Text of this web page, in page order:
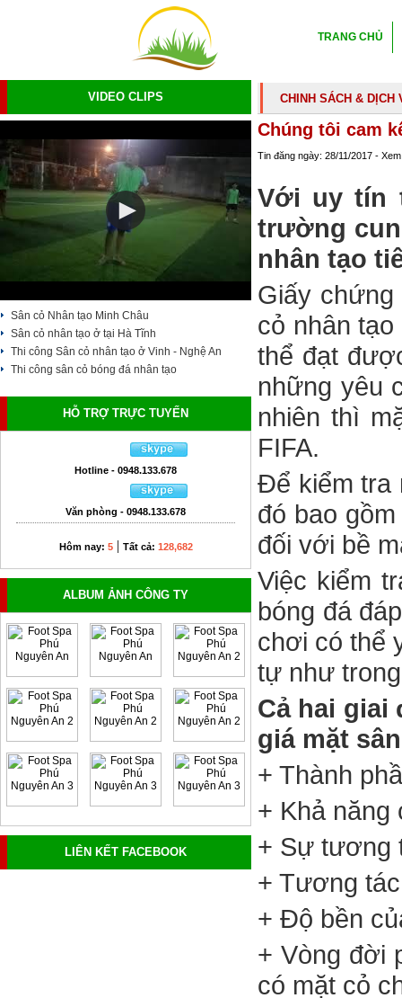
TRANG CHỦ
VIDEO CLIPS
Sân cỏ Nhân tạo Minh Châu
Sân cỏ nhân tạo ở tại Hà Tĩnh
Thi công Sân cỏ nhân tạo ở Vinh - Nghệ An
Thi công sân cỏ bóng đá nhân tạo
HỖ TRỢ TRỰC TUYẾN
Hotline - 0948.133.678
Văn phòng - 0948.133.678
Hôm nay: 5| Tất cả: 128,682
ALBUM ẢNH CÔNG TY
LIÊN KẾT FACEBOOK
CHINH SÁCH & DỊCH
Chúng tôi cam
Tin đăng ngày: 28/11/2017 -
Với uy tín
trường
nhân tạo
Giấy
cỏ nhân
thể đạt
những yêu
nhiên thì
FIFA.
Để kiểm tra
đó bao
đối với bề
Việc kiểm
bóng đá
chơi có thể
tự như
Cả hai
giá mặt
+ Thành
+ Khả
+ Sự tương
+ Tương
+ Độ bền
+ Vòng đời
có mặt cỏ